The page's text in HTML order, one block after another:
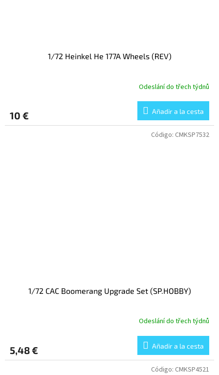
1/72 Heinkel He 177A Wheels (REV)
Odeslání do třech týdnů
10 € Añadir a la cesta
1/72 CAC Boomerang Upgrade Set (SP.HOBBY)
Odeslání do třech týdnů
5,48 € Añadir a la cesta
Código: CMKSP7532
Código: CMKSP4521